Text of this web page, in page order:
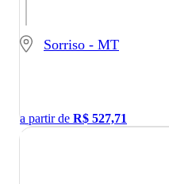
Sorriso - MT
a partir de R$ 527,71